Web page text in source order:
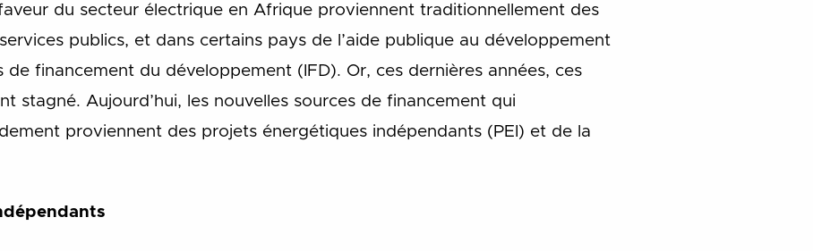
du secteur électrique en Afrique proviennent traditionnellement des
publics, et dans certains pays de l’aide publique au développement
de financement du développement (IFD). Or, ces dernières années, ces
stagné. Aujourd’hui, les nouvelles sources de financement qui
proviennent des projets énergétiques indépendants (PEI) et de la